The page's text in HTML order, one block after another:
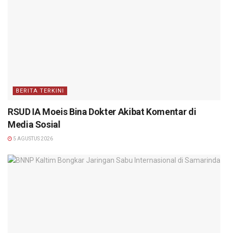
BERITA TERKINI
RSUD IA Moeis Bina Dokter Akibat Komentar di
Media Sosial
5 AGUSTUS 2026